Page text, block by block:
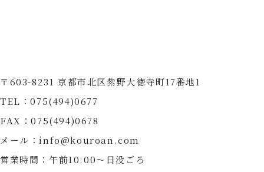
〒603-8231 京都市北区紫野大徳寺町17番地1
TEL：075(494)0677
FAX：075(494)0678
メール：info@kouroan.com
営業時間：午前10:00〜日没ごろ